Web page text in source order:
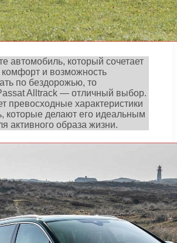
автомобиль, который сочетает
комфорт и возможность
по бездорожью, то
Alltrack — отличный выбор.
превосходные характеристики
которые делают его идеальным
активного образа жизни.